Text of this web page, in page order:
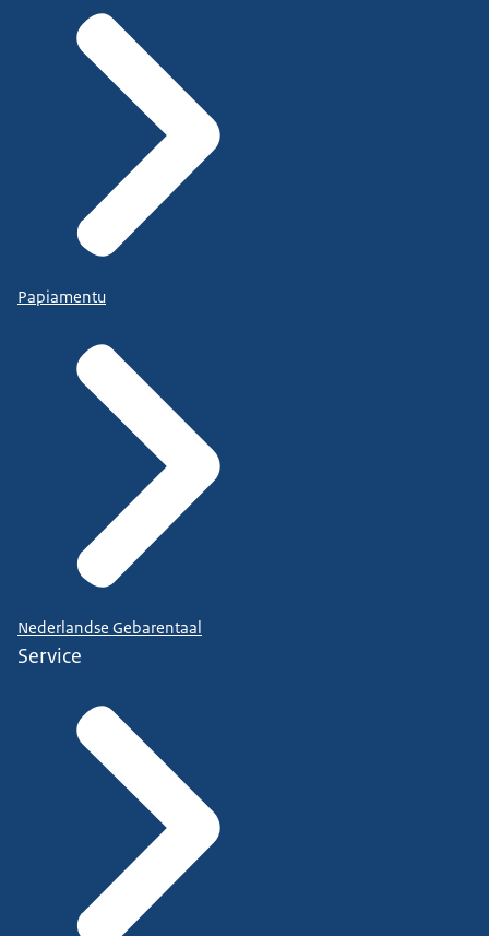
Papiamentu
Nederlandse Gebarentaal
Service